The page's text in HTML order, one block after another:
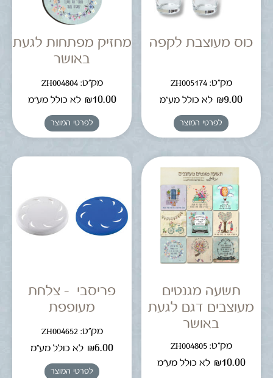
כוס מעוצבת לקפה
מק"ט: ZH005174
₪9.00 לא כולל מע"מ
לפרטי המוצר
מחזיק מפתחות לגעת
באושר
מק"ט: ZH004804
₪10.00 לא כולל מע"מ
לפרטי המוצר
תשעה מגנטים
מעוצבים דגם לגעת
באושר
מק"ט: ZH004805
₪10.00 לא כולל מע"מ
פריסבי – צלחת
מעופפת
מק"ט: ZH004652
₪6.00 לא כולל מע"מ
לפרטי המוצר